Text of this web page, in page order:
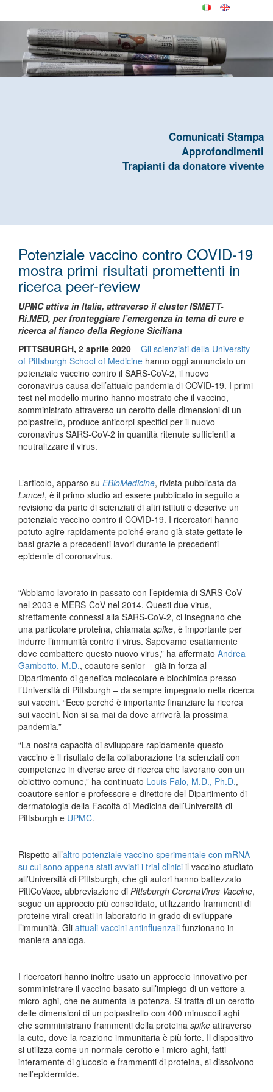
Comunicati Stampa
Approfondimenti
Trapianti da donatore vivente
Potenziale vaccino contro COVID-19
mostra primi risultati promettenti in
ricerca peer-review
UPMC attiva in Italia, attraverso il cluster ISMETT-
Ri.MED, per fronteggiare l’emergenza in tema di cure e
ricerca al fianco della Regione Siciliana
PITTSBURGH, 2 aprile 2020 – Gli scienziati della University
of Pittsburgh School of Medicine hanno oggi annunciato un
potenziale vaccino contro il SARS-CoV-2, il nuovo
coronavirus causa dell’attuale pandemia di COVID-19. I primi
test nel modello murino hanno mostrato che il vaccino,
somministrato attraverso un cerotto delle dimensioni di un
polpastrello, produce anticorpi specifici per il nuovo
coronavirus SARS-CoV-2 in quantità ritenute sufficienti a
neutralizzare il virus.
L’articolo, apparso su EBioMedicine, rivista pubblicata da
Lancet, è il primo studio ad essere pubblicato in seguito a
revisione da parte di scienziati di altri istituti e descrive un
potenziale vaccino contro il COVID-19. I ricercatori hanno
potuto agire rapidamente poiché erano già state gettate le
basi grazie a precedenti lavori durante le precedenti
epidemie di coronavirus.
“Abbiamo lavorato in passato con l’epidemia di SARS-CoV
nel 2003 e MERS‐CoV nel 2014. Questi due virus,
strettamente connessi alla SARS-CoV-2, ci insegnano che
una particolare proteina, chiamata spike, è importante per
indurre l’immunità contro il virus. Sapevamo esattamente
dove combattere questo nuovo virus,” ha affermato Andrea
Gambotto, M.D., coautore senior – già in forza al
Dipartimento di genetica molecolare e biochimica presso
l’Università di Pittsburgh – da sempre impegnato nella ricerca
sui vaccini. “Ecco perché è importante finanziare la ricerca
sui vaccini. Non si sa mai da dove arriverà la prossima
pandemia.”
“La nostra capacità di sviluppare rapidamente questo
vaccino è il risultato della collaborazione tra scienziati con
competenze in diverse aree di ricerca che lavorano con un
obiettivo comune,” ha continuato Louis Falo, M.D., Ph.D.,
coautore senior e professore e direttore del Dipartimento di
dermatologia della Facoltà di Medicina dell’Università di
Pittsburgh e UPMC.
Rispetto all’altro potenziale vaccino sperimentale con mRNA
su cui sono appena stati avviati i trial clinici il vaccino studiato
all’Università di Pittsburgh, che gli autori hanno battezzato
PittCoVacc, abbreviazione di Pittsburgh CoronaVirus Vaccine,
segue un approccio più consolidato, utilizzando frammenti di
proteine ​​virali creati in laboratorio in grado di sviluppare
l’immunità. Gli attuali vaccini antinfluenzali funzionano in
maniera analoga.
I ricercatori hanno inoltre usato un approccio innovativo per
somministrare il vaccino basato sull’impiego di un vettore a
micro-aghi, che ne aumenta la potenza. Si tratta di un cerotto
delle dimensioni di un polpastrello con 400 minuscoli aghi
che somministrano frammenti della proteina spike attraverso
la cute, dove la reazione immunitaria è più forte. Il dispositivo
si utilizza come un normale cerotto e i micro-aghi, fatti
interamente di glucosio e frammenti di proteina, si dissolvono
nell’epidermide.